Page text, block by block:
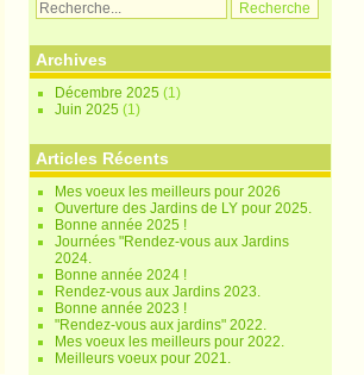
Archives
Décembre 2025(1)
Juin 2025(1)
Articles Récents
Mes voeux les meilleurs pour 2026
Ouverture des Jardins de LY pour 2025.
Bonne année 2025 !
Journées "Rendez-vous aux Jardins
2024.
Bonne année 2024 !
Rendez-vous aux Jardins 2023.
Bonne année 2023 !
"Rendez-vous aux jardins" 2022.
Mes voeux les meilleurs pour 2022.
Meilleurs voeux pour 2021.